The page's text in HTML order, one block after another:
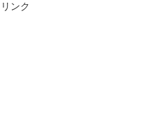
場した新しくRAISE A SUILEN(レ
ンク